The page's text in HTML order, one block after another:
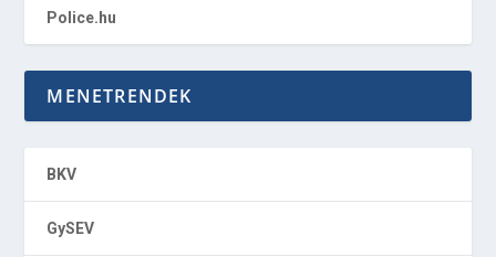
Police.hu
MENETRENDEK
BKV
GySEV